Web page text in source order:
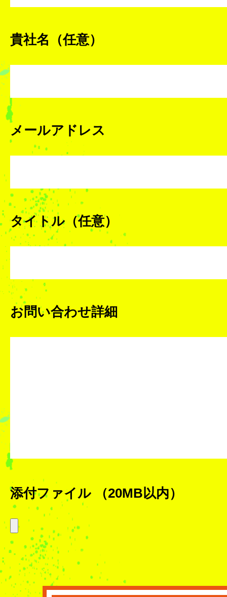
貴社名（任意）
メールアドレス
タイトル（任意）
お問い合わせ詳細
添付ファイル （20MB以内）